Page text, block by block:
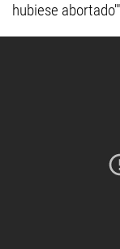
hubiese